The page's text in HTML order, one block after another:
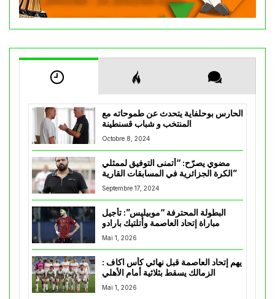
الحارس بوحلفاية يتحدث عن طموحاته مع
المنتخب و شباب قسنطينة
Octobre 8, 2024
مضوي يصرّح: “أتمنى التوفيق لممثلي
الكرة الجزائرية في المسابقات القارية”
Septembre 17, 2024
البطولة المحترفة “موبيليس”: تأجيل
مباراة إتحاد العاصمة وأتلتيك بارادو
Mai 1, 2026
يهم إتحاد العاصمة قبل نهائي كأس اكاف :
Mai 1, 2026